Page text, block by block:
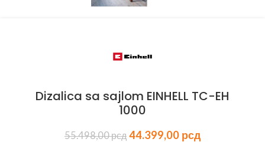
Dizalica sa sajlom EINHELL TC-EH
1000
55.498,00рсд 44.399,00 рсд